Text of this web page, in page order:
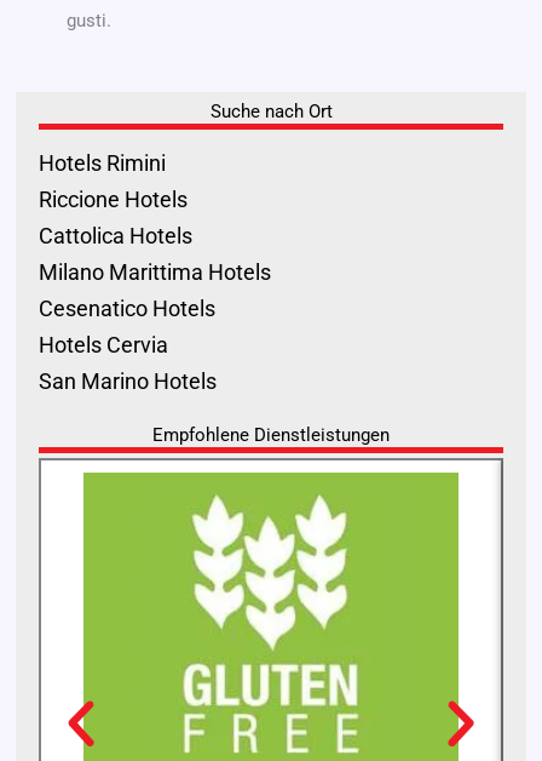
gusti.
Suche nach Ort
Hotels Rimini
Riccione Hotels
Cattolica Hotels
Milano Marittima Hotels
Cesenatico Hotels
Hotels Cervia
San Marino Hotels
Empfohlene Dienstleistungen